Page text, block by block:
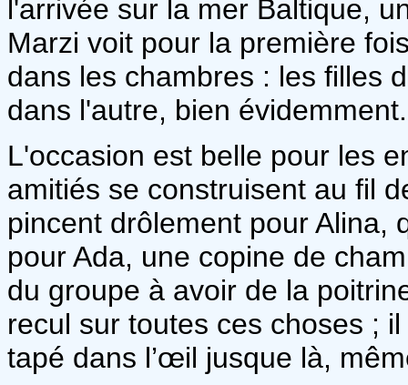
l'arrivée sur la mer Baltique,
Marzi voit pour la première
dans les chambres : les filles
dans l'autre, bien
L'occasion est belle pour les
amitiés se construisent au fil
pincent drôlement pour Alina,
pour Ada, une copine de
du groupe à avoir de la
recul sur toutes ces choses ;
tapé dans l’œil jusque là,